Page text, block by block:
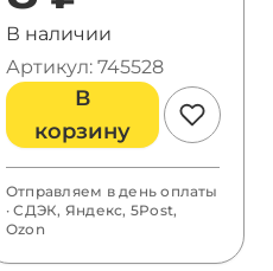
В наличии
Артикул: 745528
В
корзину
Отправляем в день оплаты
· СДЭК, Яндекс, 5Post,
Ozon